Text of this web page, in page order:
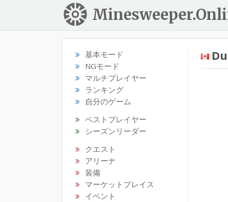
基本モード
NGモード
マルチプレイヤー
ランキング
自分のゲーム
ベストプレイヤー
シーズンリーダー
クエスト
アリーナ
装備
マーケットプレイス
イベント